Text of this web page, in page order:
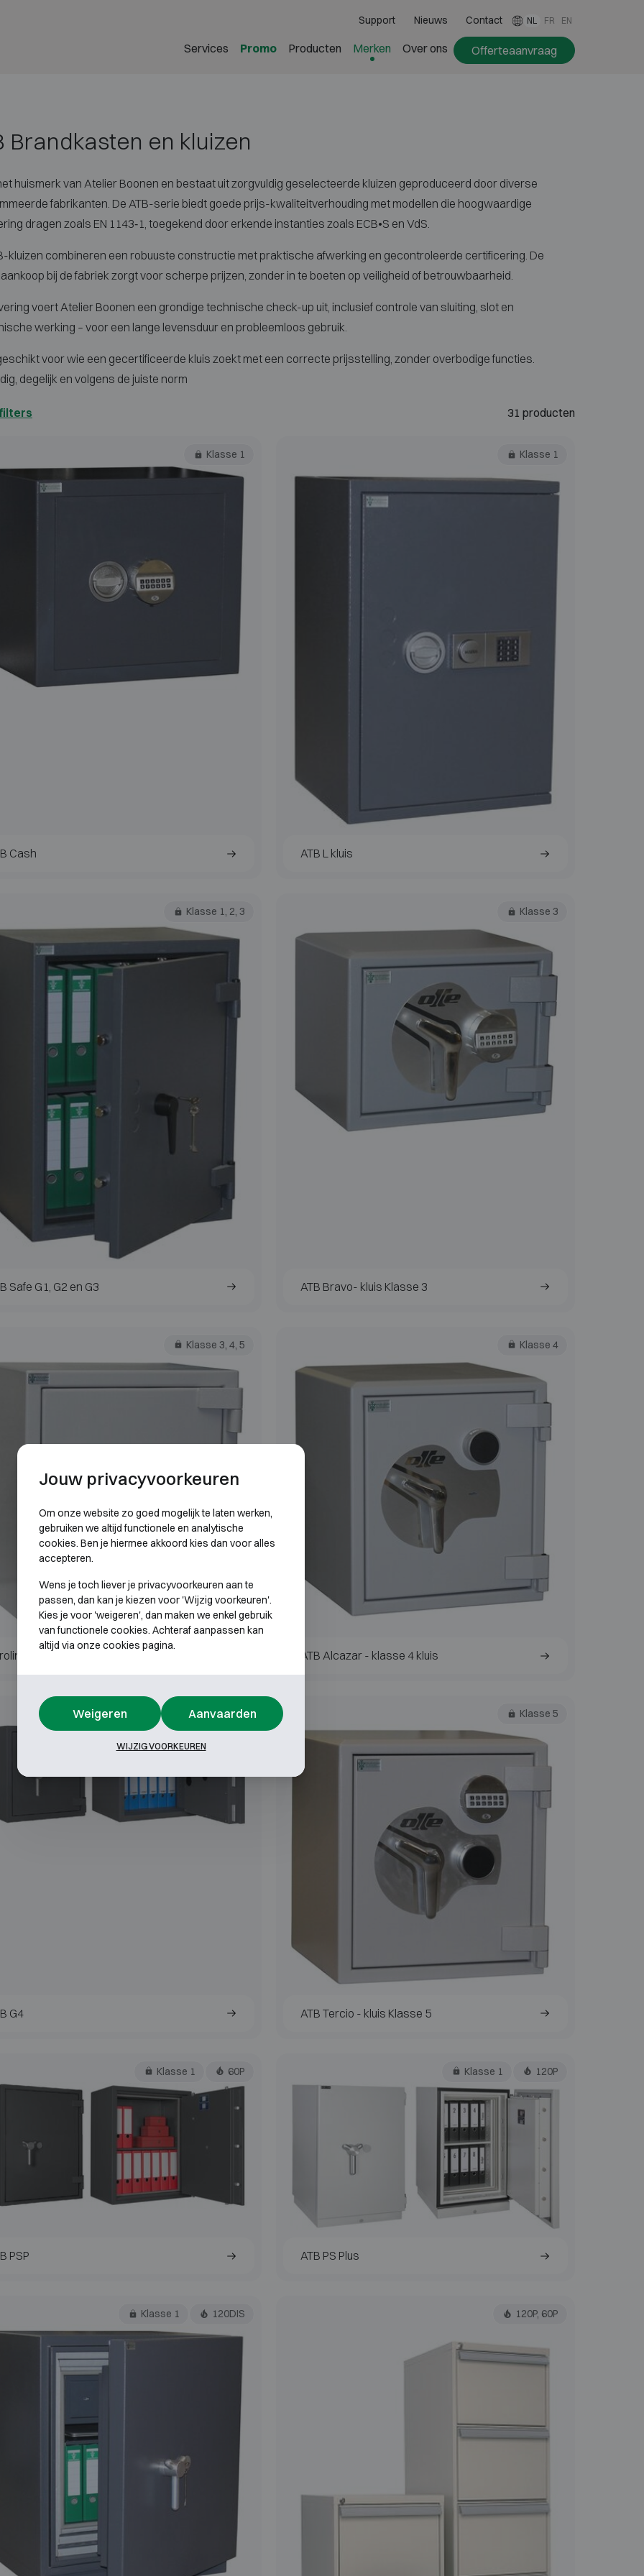
Support Nieuws Contact NL FR EN
Services Promo Producten Merken Over ons Offerteaanvraag
Brandkasten en kluizen
huismerk van Atelier Boonen en bestaat uit zorgvuldig geselecteerde kluizen geproduceerd door diverse
fabrikanten. De ATB-serie biedt goede prijs-kwaliteitverhouding met modellen die hoogwaardige
dragen zoals EN 1143‑1, toegekend door erkende instanties zoals ECB•S en VdS.
kluizen combineren een robuuste constructie met praktische afwerking en gecontroleerde certificering. De
bij de fabriek zorgt voor scherpe prijzen, zonder in te boeten op veiligheid of betrouwbaarheid.
voert Atelier Boonen een grondige technische check-up uit, inclusief controle van sluiting, slot en
werking – voor een lange levensduur en probleemloos gebruik.
voor wie een gecertificeerde kluis zoekt met een correcte prijsstelling, zonder overbodige functies.
degelijk en volgens de juiste norm
31 producten
Klasse 1
Cash
Klasse 1
ATB L kluis
Klasse 1, 2, 3
Safe G1, G2 en G3
Klasse 3
ATB Bravo- kluis Klasse 3
Klasse 3, 4, 5
Grade III, IV en V
Klasse 4
ATB Alcazar - klasse 4 kluis
Klasse 4
G4
Klasse 5
ATB Tercio - kluis Klasse 5
Klasse 1 60P
PSP
Klasse 1 120P
ATB PS Plus
Klasse 1 120DIS 120P, 60P
Jouw privacyvoorkeuren
Om onze website zo goed mogelijk te laten werken,
gebruiken we altijd functionele en analytische
cookies. Ben je hiermee akkoord kies dan voor alles
accepteren.
Wens je toch liever je privacyvoorkeuren aan te
passen, dan kan je kiezen voor 'Wijzig voorkeuren'.
Kies je voor 'weigeren', dan maken we enkel gebruik
van functionele cookies. Achteraf aanpassen kan
altijd via onze cookies pagina.
Weigeren Aanvaarden
WIJZIG VOORKEUREN